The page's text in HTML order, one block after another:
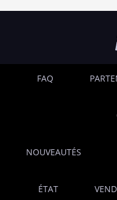
FAQ
NOUVEAUTÉS
ÉTAT